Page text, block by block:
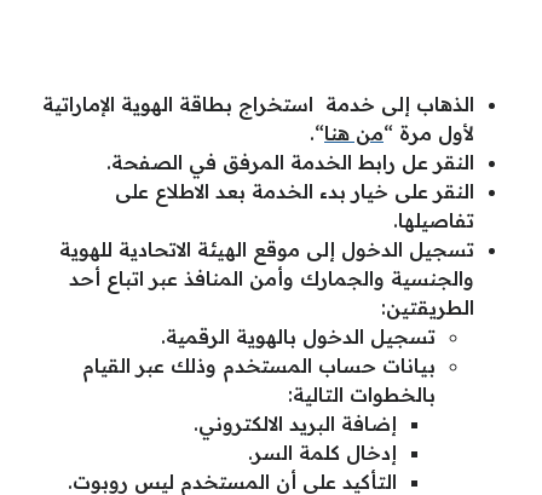
الذهاب إلى خدمة استخراج بطاقة الهوية الإماراتية
لأول مرة “من هنا“.
النقر عل رابط الخدمة المرفق في الصفحة.
النقر على خيار بدء الخدمة بعد الاطلاع على
تفاصيلها.
تسجيل الدخول إلى موقع الهيئة الاتحادية للهوية
والجنسية والجمارك وأمن المنافذ عبر اتباع أحد
الطريقتين:
تسجيل الدخول بالهوية الرقمية.
بيانات حساب المستخدم وذلك عبر القيام
بالخطوات التالية:
إضافة البريد الالكتروني.
إدخال كلمة السر.
التأكيد على أن المستخدم ليس روبوت.